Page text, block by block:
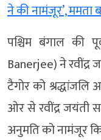
ने की नामंजूर’, ममता
पश्चिम बंगाल की
Banerjee) ने रवींद्र
टैगोर को श्रद्धांजलि
ओर से रवींद्र जयंती
अनुमति को नामंजूर